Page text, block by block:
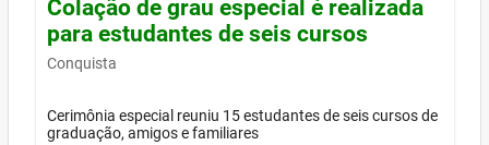
Colação de grau especial é realizada
para estudantes de seis cursos
Conquista
Cerimônia especial reuniu 15 estudantes de seis cursos de
graduação, amigos e familiares